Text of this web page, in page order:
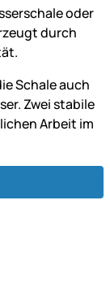
oder
durch
Schale auch
Zwei stabile
Arbeit im